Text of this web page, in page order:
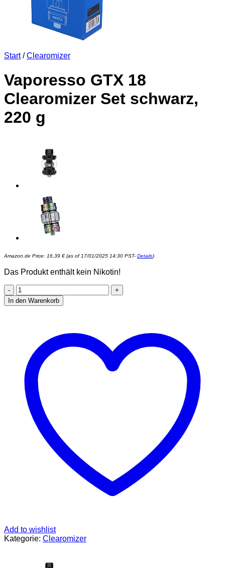
Start / Clearomizer
Vaporesso GTX 18
Clearomizer Set schwarz,
220 g
Amazon.de Price: 16,39 € (as of 17/01/2025 14:30 PST- Details)
Das Produkt enthält kein Nikotin!
Vaporesso
GTX
18
Menge
In den Warenkorb
Add to wishlist
Kategorie: Clearomizer